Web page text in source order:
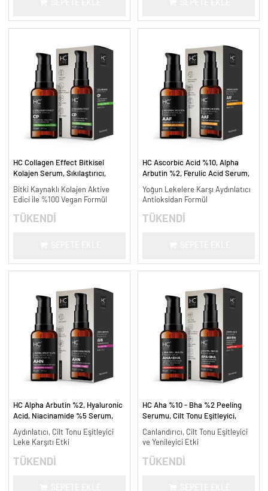
HC Collagen Effect Bitkisel
Kolajen Serum, Sıkılaştırıcı,
Bitki Kaynaklı Kolajen Aktive
Edici ile %100 Vegan Formül
TÜKENDİ
HC Ascorbic Acid %10, Alpha
Arbutin %2, Ferulic Acid Serum,
ml.
Yoğun Lekelere Karşı Aydınlatıcı
Antioksidan Formül
TÜKENDİ
HC Alpha Arbutin %2, Hyaluronic
Acid, Niacinamide %5 Serum,
ml.
Aydınlatıcı, Cilt Tonu Eşitleyici
Leke Karşıtı Etki
TÜKENDİ
HC Aha %10 - Bha %2 Peeling
Serumu, Cilt Tonu Eşitleyici,
Canlandırıcı, Cilt Tonu Eşitleyici
ve Yenileyici Etki
TÜKENDİ